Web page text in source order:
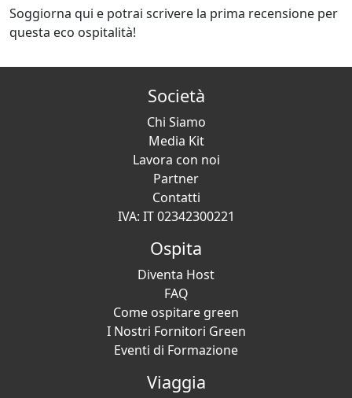
Soggiorna qui e potrai scrivere la prima recensione per
questa eco ospitalità!
Società
Chi Siamo
Media Kit
Lavora con noi
Partner
Contatti
IVA: IT 02342300221
Ospita
Diventa Host
FAQ
Come ospitare green
I Nostri Fornitori Green
Eventi di Formazione
Viaggia